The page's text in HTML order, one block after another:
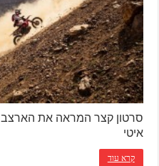
איטי
קרא עוד